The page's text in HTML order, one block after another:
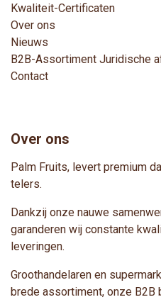
Kwaliteit-Certificaten
Over ons
Nieuws
B2B-Assortiment Juridische
Contact
Over ons
Palm Fruits, levert premium
telers.
Dankzij onze nauwe
garanderen wij constante
leveringen.
Groothandelaren en
brede assortiment, onze B2B